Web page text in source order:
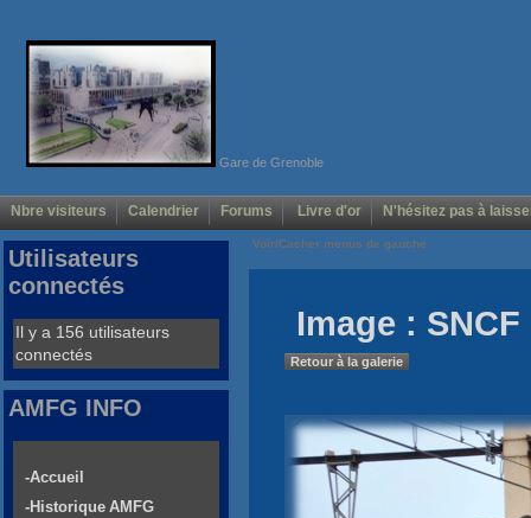
Gare de Grenoble
Nbre visiteurs Calendrier Forums Livre d'or N'hésitez pas à
Voir/Cacher menus de gauche
Image :
Retour à la galerie
Utilisateurs
connectés
Il y a 156 utilisateurs
connectés
AMFG INFO
-Accueil
-Historique AMFG